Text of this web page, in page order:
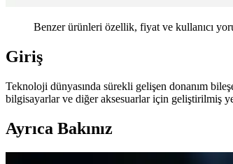
Benzer ürünleri özellik, fiyat ve kullanıcı
Giriş
Teknoloji dünyasında sürekli gelişen donanım
bilgisayarlar ve diğer aksesuarlar için geliştirilmiş
Ayrıca Bakınız